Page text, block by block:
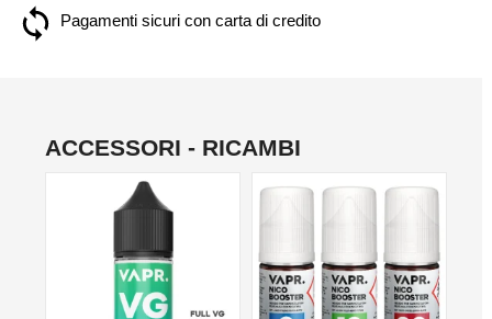
Pagamenti sicuri con carta di credito
ACCESSORI - RICAMBI